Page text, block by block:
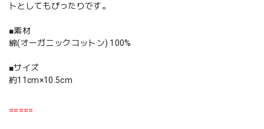
トとしてもぴったりです。
■素材
綿(オーガニックコットン) 100%
■サイズ
約11cm×10.5cm
=====